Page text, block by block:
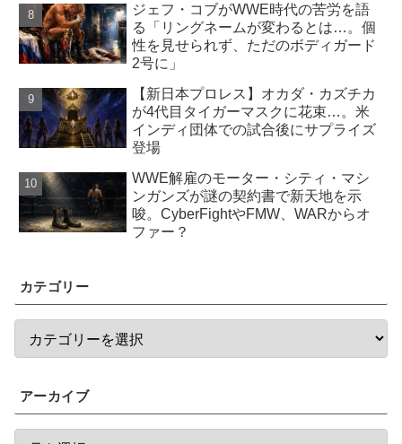
ジェフ・コブがWWE時代の苦労を語
る「リングネームが変わるとは…。個
性を見せられず、ただのボディガード
2号に」
【新日本プロレス】オカダ・カズチカ
が4代目タイガーマスクに花束…。米
インディ団体での試合後にサプライズ
登場
WWE解雇のモーター・シティ・マシ
ンガンズが謎の契約書で新天地を示
唆。CyberFightやFMW、WARからオ
ファー？
カテゴリー
アーカイブ